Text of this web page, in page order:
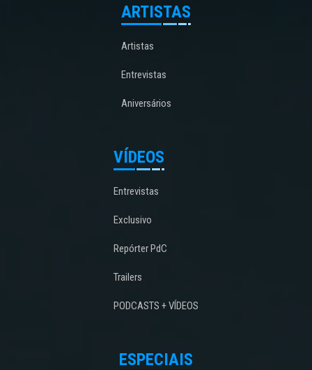
ARTISTAS
Artistas
Entrevistas
Aniversários
VÍDEOS
Entrevistas
Exclusivo
Repórter PdC
Trailers
PODCASTS + VÍDEOS
ESPECIAIS